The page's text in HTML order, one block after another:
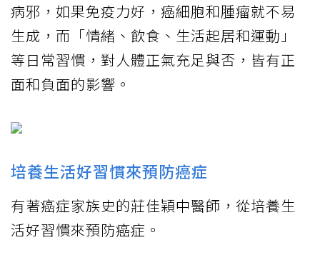
病邪，如果免疫力好，癌細胞和腫瘤就不易
生成，而「情緒、飲食、生活起居和運動」
等日常習慣，對人體正氣充足與否，皆有正
面和負面的影響。
培養生活好習慣來預防癌症
有著癌症家族史的莊佳穎中醫師，從培養生
活好習慣來預防癌症。